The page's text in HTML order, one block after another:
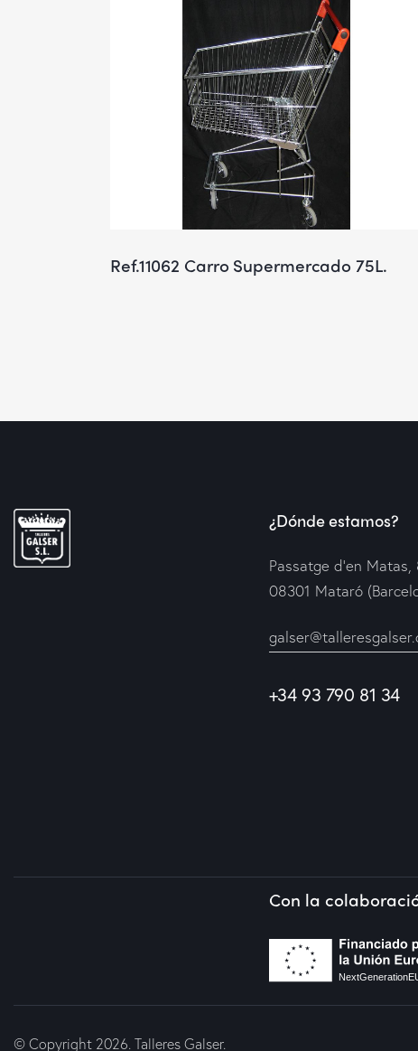
Ref.11062 Carro Supermercado 75L.
¿Dónde estamos?
Passatge d’en Matas,
08301 Mataró
+34 93 790 81 34
Con la
© Copyright 2026. Talleres Galser.